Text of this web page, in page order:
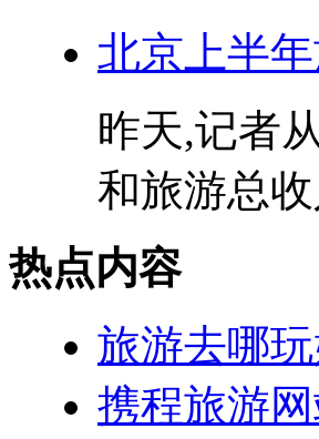
北京上半
昨天,记者
和旅游总
热点内容
旅游去哪
携程旅游